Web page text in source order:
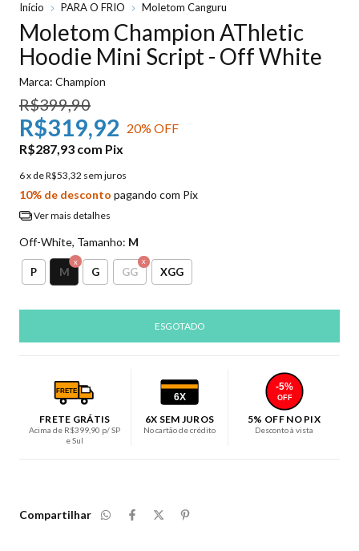
Início PARA O FRIO Moletom Canguru
Moletom Champion AThletic
Hoodie Mini Script - Off White
Marca: Champion
R$399,90
R$319,92 20% OFF
R$287,93 com Pix
6x deR$53,32 sem juros
10% de desconto pagando com Pix
Ver mais detalhes
Off-White, Tamanho: M
P M G GG XGG
FRETE
FRETE GRÁTIS
Acima de R$399,90 p/ SP
e Sul
6X
6X SEM JUROS
No cartão de crédito
-5%
OFF
5% OFF NO PIX
Desconto à vista
Compartilhar